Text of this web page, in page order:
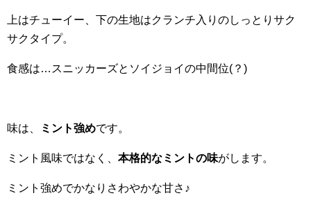
上はチューイー、下の生地はクランチ入りのしっとりサク
サクタイプ。
食感は…スニッカーズとソイジョイの中間位(？)
味は、 ミント強めです。
ミント風味ではなく、 本格的なミントの味がします。
ミント強めでかなりさわやかな甘さ♪